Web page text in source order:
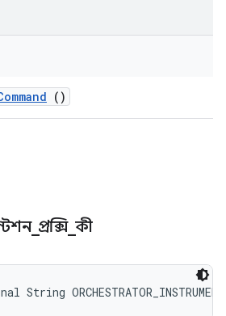
()
_প্রক্সি_কী